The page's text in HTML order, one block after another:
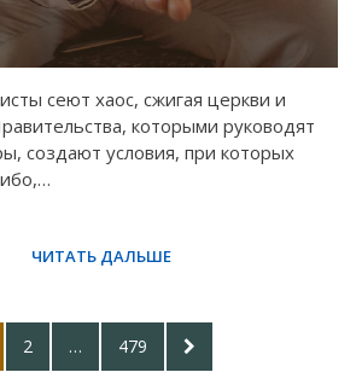
сеют хаос, сжигая церкви и
которыми руководят
создают условия, при которых
PAGE
2 … PAGE
479
NEXT
PAGE